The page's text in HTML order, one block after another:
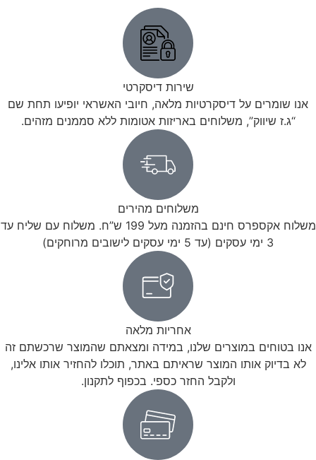
שירות דיסקרטי
אנו שומרים על דיסקרטיות מלאה, חיובי האשראי יופיעו תחת שם
“ג.ז שיווק”, משלוחים באריזות אטומות ללא סממנים מזהים.
משלוחים מהירים
משלוח אקספרס חינם בהזמנה מעל 199 ש”ח. משלוח עם שליח עד
3 ימי עסקים (עד 5 ימי עסקים לישובים מרוחקים)
אחריות מלאה
אנו בטוחים במוצרים שלנו, במידה ומצאתם שהמוצר שרכשתם זה
לא בדיוק אותו המוצר שראיתם באתר, תוכלו להחזיר אותו אלינו,
ולקבל החזר כספי. בכפוף לתקנון.